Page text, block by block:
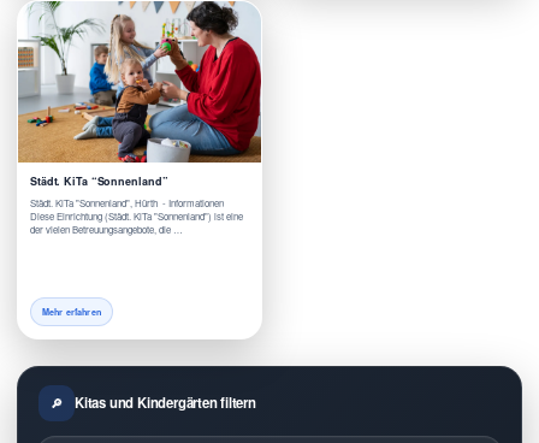
Städt. KiTa “Sonnenland”
Städt. KiTa "Sonnenland", Hürth - Informationen
Diese Einrichtung (Städt. KiTa "Sonnenland") ist eine
der vielen Betreuungsangebote, die …
Mehr erfahren
Kitas und Kindergärten filtern